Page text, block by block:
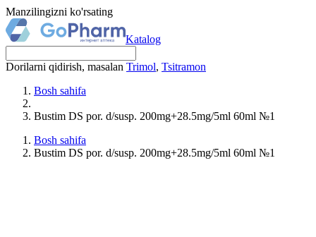
Manzilingizni ko'rsating
Katalog
Dorilarni qidirish, masalan Trimol, Tsitramon
Bosh sahifa
Bustim DS por. d/susp. 200mg+28.5mg/5ml 60ml №1
Bosh sahifa
Bustim DS por. d/susp. 200mg+28.5mg/5ml 60ml №1